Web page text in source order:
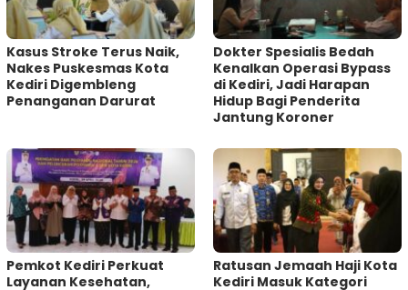
Kasus Stroke Terus Naik,
Nakes Puskesmas Kota
Kediri Digembleng
Penanganan Darurat
Dokter Spesialis Bedah
Kenalkan Operasi Bypass
di Kediri, Jadi Harapan
Hidup Bagi Penderita
Jantung Koroner
Pemkot Kediri Perkuat
Layanan Kesehatan,
‎Ratusan Jemaah Haji Kota
Kediri Masuk Kategori